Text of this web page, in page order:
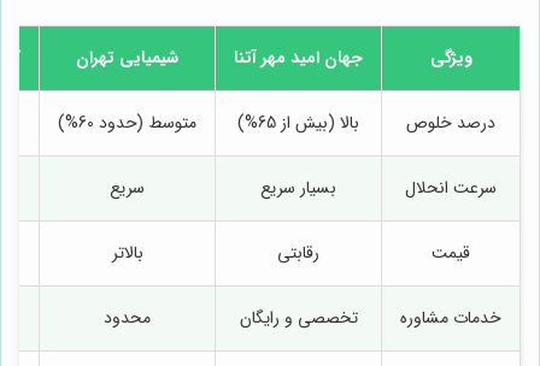
ویژگی جهان امید مهر آتنا شیمیایی تهران
درصد خلوص بالا (بیش از 65%) متوسط (حدود 60%)
سرعت انحلال بسیار سریع سریع
قیمت رقابتی بالاتر
خدمات مشاوره تخصصی و رایگان محدود